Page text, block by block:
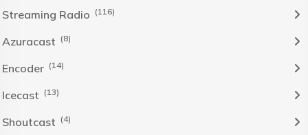
Streaming Radio (116)
Azuracast (8)
Encoder (14)
Icecast (13)
Shoutcast (4)